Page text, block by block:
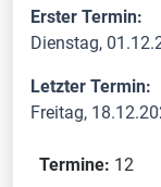
Erster Termin:
Dienstag,
Letzter Termin:
Freitag,
Termine: 12